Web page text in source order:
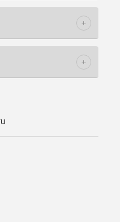
так, что полностью
«зажим» мочки
происходит без
изготовлены из
в версии с
и без.